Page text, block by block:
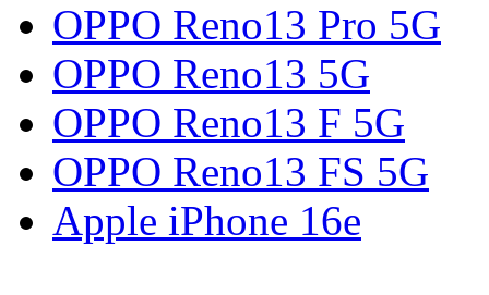
OPPO Reno13 Pro 5G
OPPO Reno13 5G
OPPO Reno13 F 5G
OPPO Reno13 FS 5G
Apple iPhone 16e